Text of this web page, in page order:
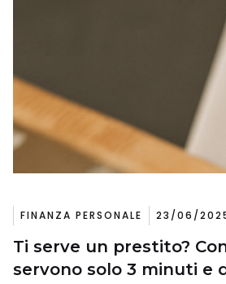
FINANZA PERSONALE 23/06/
Ti serve un prestito?
servono solo 3 minuti e